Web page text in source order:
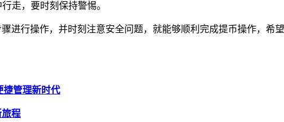
走，要时刻保持警惕。
进行操作，并时刻注意安全问题，就能够顺利完成提币操作，希
捷管理新时代
程